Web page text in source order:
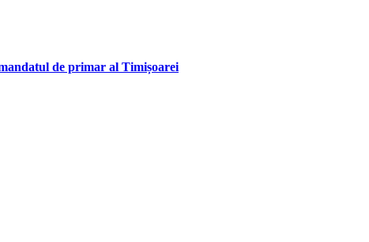
de primar al Timișoarei